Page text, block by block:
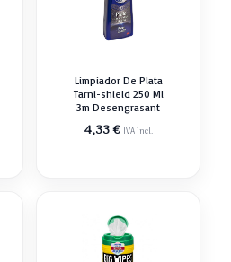
Limpiador De Plata
Tarni-shield 250 Ml
3m Desengrasant
4,33€ IVA incl.